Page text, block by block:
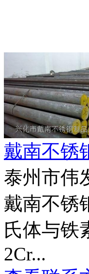
戴南不锈
泰州市伟
戴南不锈
氏体与铁
2Cr...